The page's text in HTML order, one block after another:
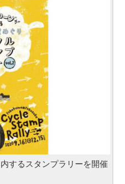
するスタンプラリーを開催